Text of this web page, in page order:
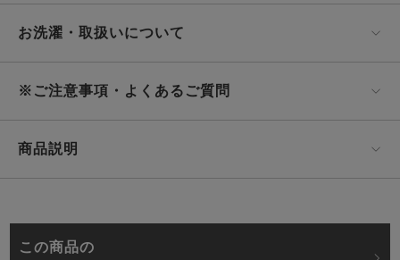
お洗濯・取扱いについて
※ご注意事項・よくあるご質問
商品説明
この商品の